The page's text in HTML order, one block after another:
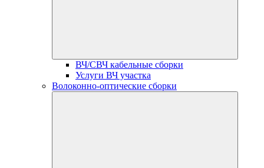
ВЧ/СВЧ кабельные сборки
Услуги ВЧ участка
Волоконно-оптические сборки